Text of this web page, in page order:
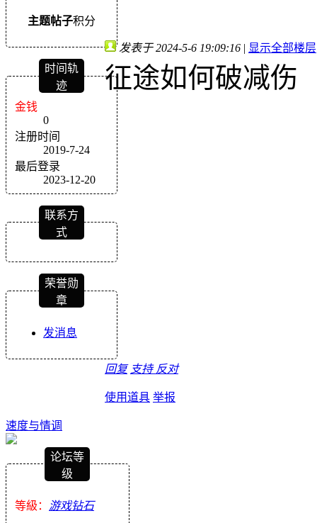
主题帖子积分
时间轨
迹
金钱
0
注册时间
2019-7-24
最后登录
2023-12-20
联系方
式
荣誉勋
章
发消息
发表于 2024-5-6 19:09:16 | 显示全部楼层
征途如何破减伤
回复 支持 反对
使用道具 举报
速度与情调
论坛等
级
等級： 游戏钻石